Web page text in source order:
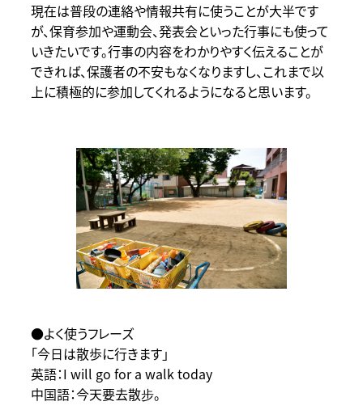
現在は普段の連絡や情報共有に使うことが大半です
が、保育参加や運動会、発表会といった行事にも使って
いきたいです。行事の内容をわかりやすく伝えることが
できれば、保護者の不安もなくなりますし、これまで以
上に積極的に参加してくれるようになると思います。
●よく使うフレーズ
「今日は散歩に行きます」
英語：I will go for a walk today
中国語：今天要去散步。